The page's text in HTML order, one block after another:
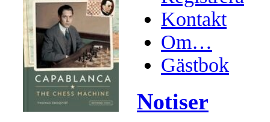
Kontakt
Om…
Gästbok
Notiser